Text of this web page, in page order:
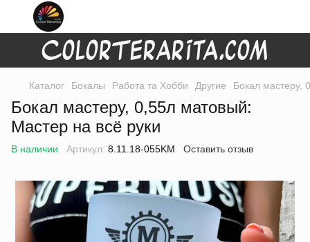
Каталог Бокалы Работа та Хобби Другие Бокал мастеру,
Бокал мастеру, 0,55л матовый:
Мастер на всё руки
В наличии Артикул: 8.11.18-055KM Оставить отзыв